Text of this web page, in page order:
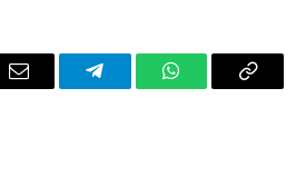
Email TelegramWhatsAppCopy